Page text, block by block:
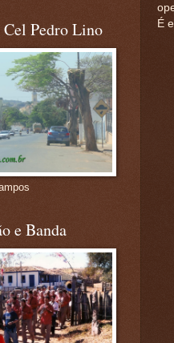
É
Cel Pedro Lino
e Banda